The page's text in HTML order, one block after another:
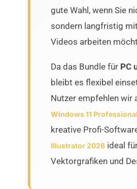
gute Wahl, wenn Sie
sondern langfristig
Videos arbeiten
Da das Bundle für PC
bleibt es flexibel
Nutzer empfehlen wir
Windows 11 Professional
kreative Profi-
Illustrator 2026 ideal
Vektorgrafiken und